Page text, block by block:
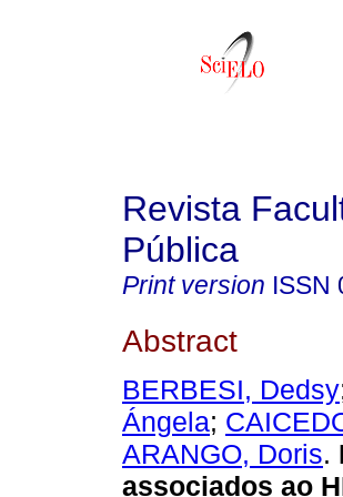
Revista
Pública
Print version ISSN
Abstract
BERBESI, Dedsy
Ángela;
ARANGO, Doris.
associados ao